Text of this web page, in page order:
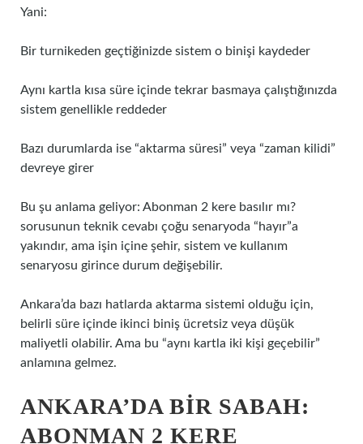
Yani:
Bir turnikeden geçtiğinizde sistem o binişi kaydeder
Aynı kartla kısa süre içinde tekrar basmaya çalıştığınızda
sistem genellikle reddeder
Bazı durumlarda ise “aktarma süresi” veya “zaman kilidi”
devreye girer
Bu şu anlama geliyor: Abonman 2 kere basılır mı?
sorusunun teknik cevabı çoğu senaryoda “hayır”a
yakındır, ama işin içine şehir, sistem ve kullanım
senaryosu girince durum değişebilir.
Ankara’da bazı hatlarda aktarma sistemi olduğu için,
belirli süre içinde ikinci biniş ücretsiz veya düşük
maliyetli olabilir. Ama bu “aynı kartla iki kişi geçebilir”
anlamına gelmez.
ANKARA’DA BIR SABAH:
ABONMAN 2 KERE